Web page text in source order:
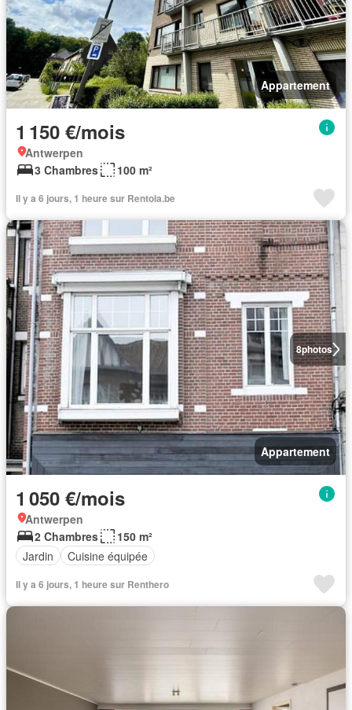
Appartement
1 150 €/mois
Antwerpen
3 Chambres
100 m²
Il y a 6 jours, 1 heure sur Rentola.be
8photos
Appartement
1 050 €/mois
Antwerpen
2 Chambres
150 m²
Jardin
Cuisine équipée
Il y a 6 jours, 1 heure sur Renthero